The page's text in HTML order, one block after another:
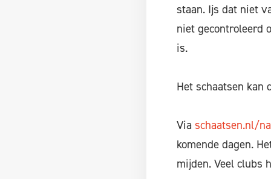
staan. Ijs dat niet
niet gecontroleerd
is.
Het schaatsen kan
Via schaatsen.nl/
komende dagen.
mijden. Veel clubs